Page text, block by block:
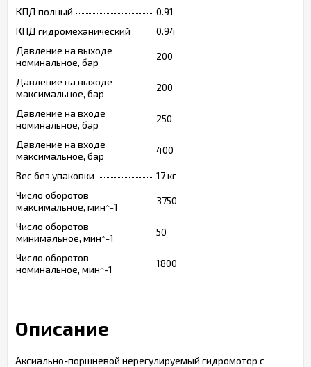
КПД полный
0.91
КПД гидромеханический
0.94
Давление на выходе
номинальное, бар
200
Давление на выходе
максимальное, бар
200
Давление на входе
номинальное, бар
250
Давление на входе
максимальное, бар
400
Вес без упаковки
17 кг
Число оборотов
максимальное, мин^-1
3750
Число оборотов
минимальное, мин^-1
50
Число оборотов
номинальное, мин^-1
1800
Описание
Аксиально-поршневой нерегулируемый гидромотор с